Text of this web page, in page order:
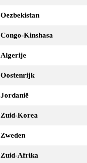
Oezbekistan
Congo-Kinshasa
Algerije
Oostenrijk
Jordanië
Zuid-Korea
Zweden
Zuid-Afrika